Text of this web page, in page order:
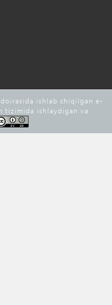
doirasida ishlab chiqilgan e-
tizimida ishlaydigan va